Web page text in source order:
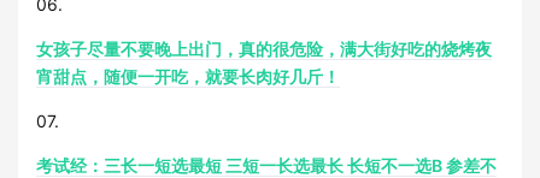
06.
女孩子尽量不要晚上出门，真的很危险，满大街好吃的烧烤夜
宵甜点，随便一开吃，就要长肉好几斤！
07.
考试经：三长一短选最短 三短一长选最长 长短不一选B 参差不